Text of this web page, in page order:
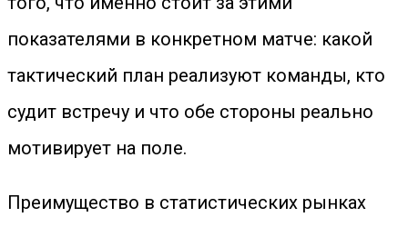
показателями в конкретном матче: какой
тактический план реализуют команды, кто
судит встречу и что обе стороны реально
мотивирует на поле.
Преимущество в статистических рынках